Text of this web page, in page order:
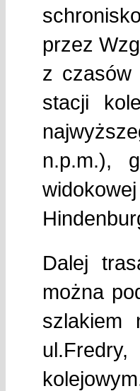
schronisko
przez
z czasów
stacji
n.p.m.),
Dalej
można
szlakiem